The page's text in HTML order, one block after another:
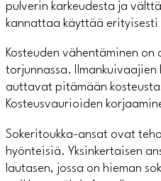
pulverin karkeudesta ja
kannattaa käyttää erityisesti
Kosteuden vähentäminen on
torjunnassa. Ilmankuivaajien
auttavat pitämään
Kosteusvaurioiden
Sokeritoukka-ansat ovat
hyönteisiä. Yksinkertaisen
lautasen, jossa on hieman